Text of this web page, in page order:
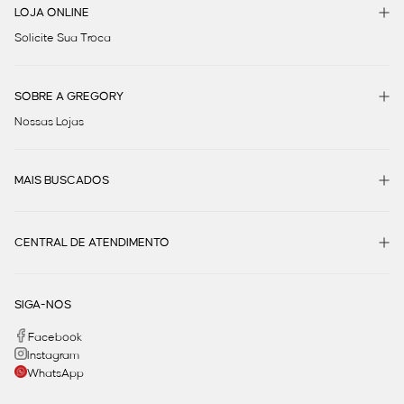
LOJA ONLINE
Solicite Sua Troca
SOBRE A GREGORY
Nossas Lojas
MAIS BUSCADOS
CENTRAL DE ATENDIMENTO
SIGA-NOS
Facebook
Instagram
WhatsApp